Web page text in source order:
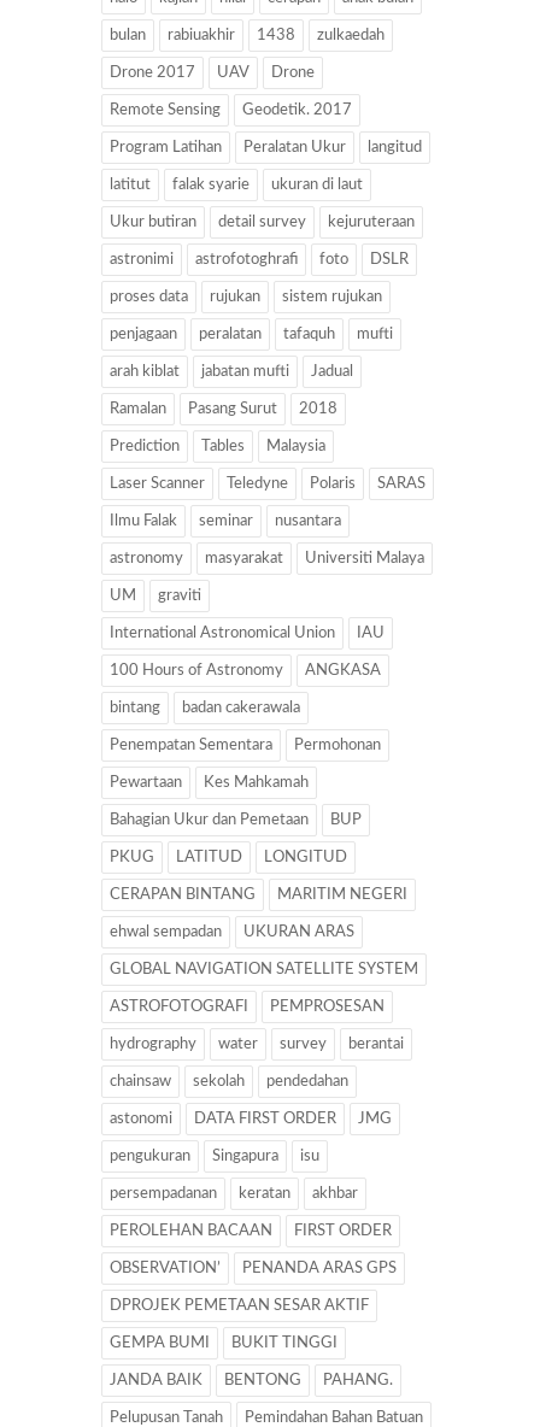
bulan rabiuakhir 1438 zulkaedah
Drone 2017 UAV Drone
Remote Sensing Geodetik. 2017
Program Latihan Peralatan Ukur langitud
latitut falak syarie ukuran di laut
Ukur butiran detail survey kejuruteraan
astronimi astrofotoghrafi foto DSLR
proses data rujukan sistem rujukan
penjagaan peralatan tafaquh mufti
arah kiblat jabatan mufti Jadual
Ramalan Pasang Surut 2018
Prediction Tables Malaysia
Laser Scanner Teledyne Polaris SARAS
Ilmu Falak seminar nusantara
astronomy masyarakat Universiti Malaya
UM graviti
International Astronomical Union IAU
100 Hours of Astronomy ANGKASA
bintang badan cakerawala
Penempatan Sementara Permohonan
Pewartaan Kes Mahkamah
Bahagian Ukur dan Pemetaan BUP
PKUG LATITUD LONGITUD
CERAPAN BINTANG MARITIM NEGERI
ehwal sempadan UKURAN ARAS
GLOBAL NAVIGATION SATELLITE SYSTEM
ASTROFOTOGRAFI PEMPROSESAN
hydrography water survey berantai
chainsaw sekolah pendedahan
astonomi DATA FIRST ORDER JMG
pengukuran Singapura isu
persempadanan keratan akhbar
PEROLEHAN BACAAN FIRST ORDER
OBSERVATION’ PENANDA ARAS GPS
DPROJEK PEMETAAN SESAR AKTIF
GEMPA BUMI BUKIT TINGGI
JANDA BAIK BENTONG PAHANG.
Pelupusan Tanah Pemindahan Bahan Batuan